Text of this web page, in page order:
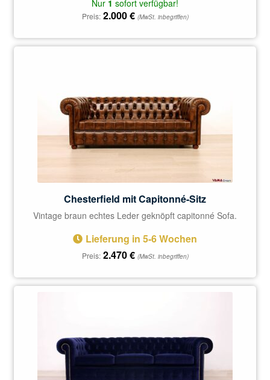
Nur 1 sofort verfügbar!
Preis: 2.000€ (MwSt. inbegriffen)
Chesterfield mit Capitonné-Sitz
Vintage braun echtes Leder geknöpft capitonné Sofa.
Lieferung in 5-6 Wochen
Preis: 2.470€ (MwSt. inbegriffen)